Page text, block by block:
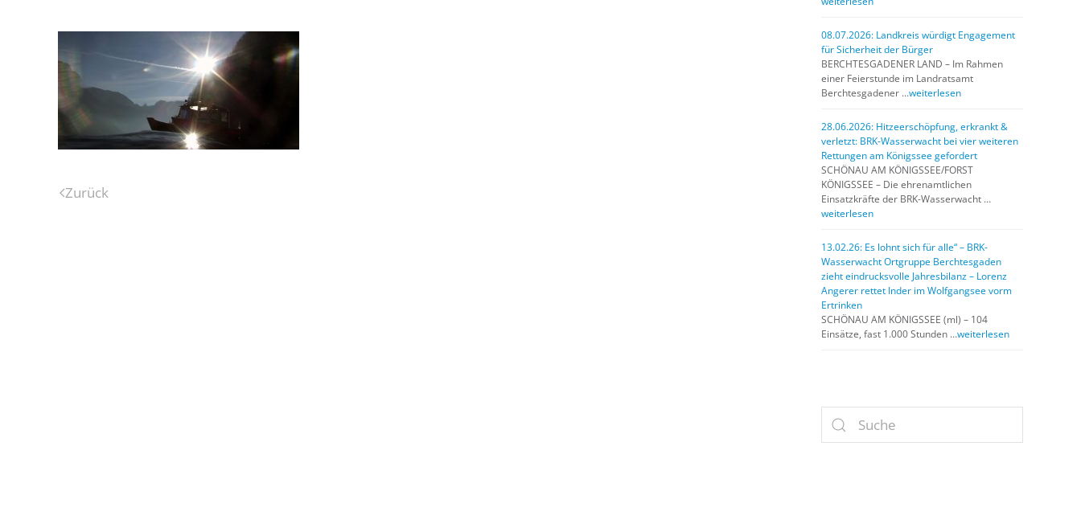
Zurück
08.07.2026: Landkreis würdigt Engagement
für Sicherheit der Bürger
BERCHTESGADENER LAND – Im Rahmen
einer Feierstunde im Landratsamt
Berchtesgadener …weiterlesen
28.06.2026: Hitzeerschöpfung, erkrankt &
verletzt: BRK-Wasserwacht bei vier weiteren
Rettungen am Königssee gefordert
SCHÖNAU AM KÖNIGSSEE/FORST
KÖNIGSSEE – Die ehrenamtlichen
Einsatzkräfte der BRK-Wasserwacht …
weiterlesen
13.02.26: Es lohnt sich für alle“ – BRK-
Wasserwacht Ortgruppe Berchtesgaden
zieht eindrucksvolle Jahresbilanz – Lorenz
Angerer rettet Inder im Wolfgangsee vorm
Ertrinken
SCHÖNAU AM KÖNIGSSEE (ml) – 104
Einsätze, fast 1.000 Stunden …weiterlesen